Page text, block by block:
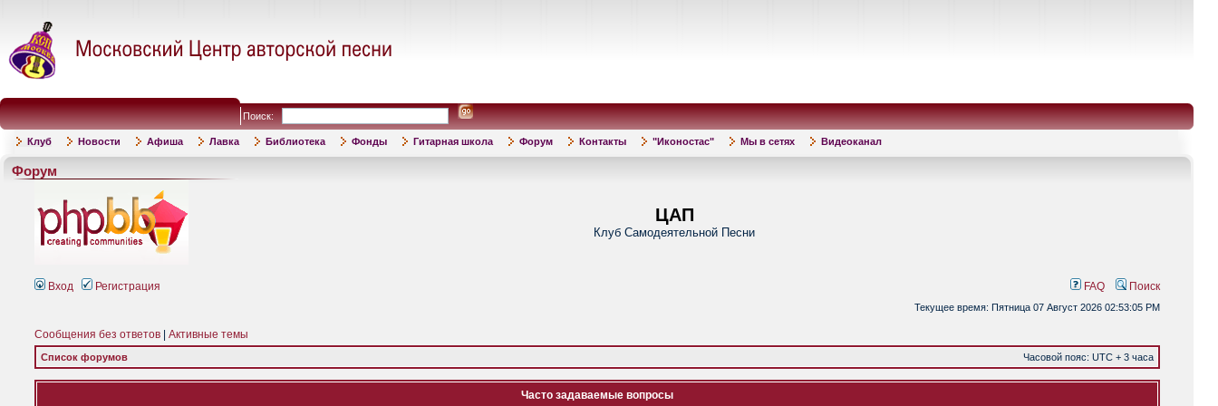
Поиск:
Клуб Новости Афиша Лавка Библиотека Фонды Гитарная школа Форум Контакты "Иконостас" Мы в сетях Видеоканал
Форум
ЦАП
Клуб Самодеятельной Песни
Вход Регистрация FAQ Поиск
Текущее время: Пятница 07 Август 2026 02:53:05 PM
Сообщения без ответов Активные темы
Список форумов Часовой пояс: UTC + 3 часа
Часто задаваемые вопросы